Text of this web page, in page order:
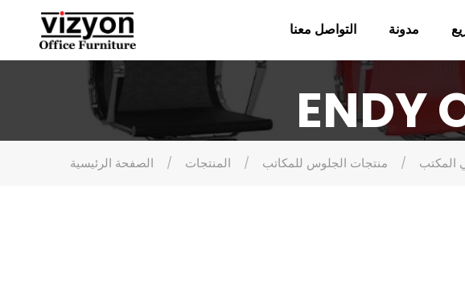
مدونة التواصل معنا
ENDY
الصفحة الرئيسية المنتجات منتجات الجلوس للمكاتب المكتب